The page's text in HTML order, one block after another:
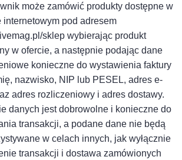
może zamówić produkty dostępne w
internetowym pod adresem
sklep wybierając produkt
w ofercie, a następnie podając dane
konieczne do wystawienia faktury
nazwisko, NIP lub PESEL, adres e-
adres rozliczeniowy i adres dostawy.
danych jest dobrowolne i konieczne do
transakcji, a podane dane nie będą
w celach innych, jak wyłącznie
transakcji i dostawa zamówionych